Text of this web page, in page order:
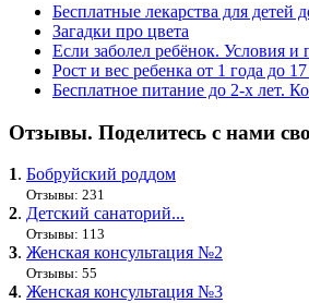
Бесплатные лекарства для детей
Загадки про цвета
Если заболел ребёнок. Условия
Рост и вес ребенка от 1 года до
Бесплатное питание до 2-х лет.
Отзывы. Поделитесь с нами
1. Бобруйский роддом
Отзывы: 231
2. Детский санаторий...
Отзывы: 113
3. Женская консультация №2
Отзывы: 55
4. Женская консультация №3